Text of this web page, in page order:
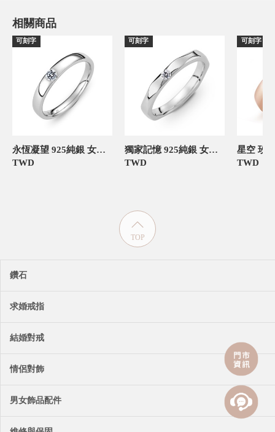
相關商品
可刻字
永恆凝望 925純銀 女款定情對戒
TWD
可刻字
獨家記憶 925純銀 女款定情對戒
TWD
可刻字
TWD
TOP
鑽石
求婚戒指
結婚對戒
情侶對飾
男女飾品配件